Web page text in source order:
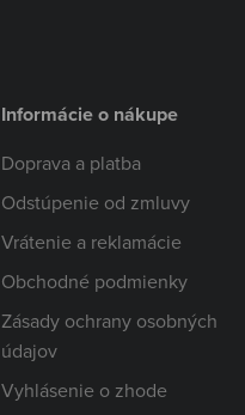
Informácie o nákupe
Doprava a platba
Odstúpenie od zmluvy
Vrátenie a reklamácie
Obchodné podmienky
Zásady ochrany osobných
údajov
Vyhlásenie o zhode